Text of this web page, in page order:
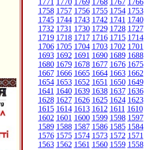
1771 1770 1769 1768 1767 1766
1758 1757 1756 1755 1754 1753
1745 1744 1743 1742 1741 1740
1732 1731 1730 1729 1728 1727
1719 1718 1717 1716 1715 1714
1706 1705 1704 1703 1702 1701
1693 1692 1691 1690 1689 1688
1680 1679 1678 1677 1676 1675
1667 1666 1665 1664 1663 1662
1654 1653 1652 1651 1650 1649
1641 1640 1639 1638 1637 1636
1628 1627 1626 1625 1624 1623
1615 1614 1613 1612 1611 1610
1602 1601 1600 1599 1598 1597
1589 1588 1587 1586 1585 1584
1576 1575 1574 1573 1572 1571
1563 1562 1561 1560 1559 1558